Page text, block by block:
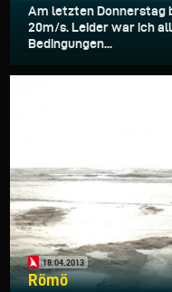
Am letzten Donnerstag
20m/s. Leider war ich
Bedingungen...
18.04.2013
Römö